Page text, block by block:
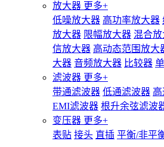
放大器 更多+
低噪放大器 高功率放大器
放大器 限幅放大器 混合
信放大器 高动态范围放大
大器 音频放大器 比较器
滤波器 更多+
带通滤波器 低通滤波器
EMI滤波器 根升余弦滤波
变压器 更多+
表贴 接头 直插 平衡/非平